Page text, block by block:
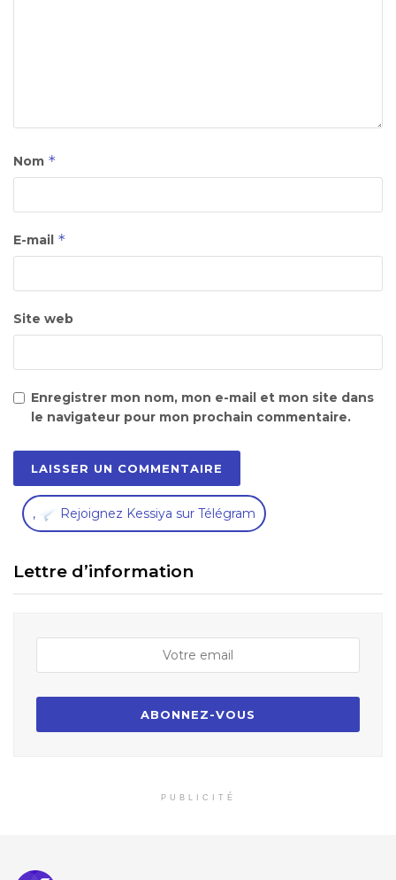
Nom *
E-mail *
Site web
Enregistrer mon nom, mon e-mail et mon site dans
le navigateur pour mon prochain commentaire.
, Rejoignez Kessiya sur Télégram
Lettre d’information
PUBLICITÉ